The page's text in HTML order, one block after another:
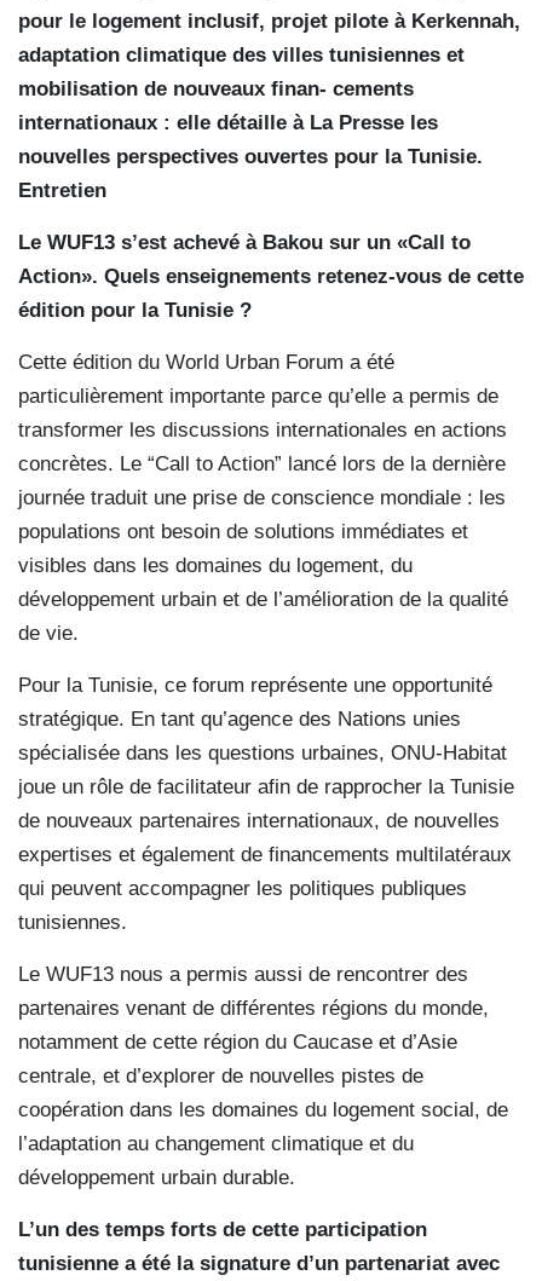
pour le logement inclusif, projet pilote à Kerkennah,
adaptation climatique des villes tunisiennes et
mobilisation de nouveaux finan- cements
internationaux : elle détaille à La Presse les
nouvelles perspectives ouvertes pour la Tunisie.
Entretien
Le WUF13 s’est achevé à Bakou sur un «Call to
Action». Quels enseignements retenez-vous de cette
édition pour la Tunisie ?
Cette édition du World Urban Forum a été
particulièrement importante parce qu’elle a permis de
transformer les discussions internationales en actions
concrètes. Le “Call to Action” lancé lors de la dernière
journée traduit une prise de conscience mondiale : les
populations ont besoin de solutions immédiates et
visibles dans les domaines du logement, du
développement urbain et de l’amélioration de la qualité
de vie.
Pour la Tunisie, ce forum représente une opportunité
stratégique. En tant qu’agence des Nations unies
spécialisée dans les questions urbaines, ONU-Habitat
joue un rôle de facilitateur afin de rapprocher la Tunisie
de nouveaux partenaires internationaux, de nouvelles
expertises et également de financements multilatéraux
qui peuvent accompagner les politiques publiques
tunisiennes.
Le WUF13 nous a permis aussi de rencontrer des
partenaires venant de différentes régions du monde,
notamment de cette région du Caucase et d’Asie
centrale, et d’explorer de nouvelles pistes de
coopération dans les domaines du logement social, de
l’adaptation au changement climatique et du
développement urbain durable.
L’un des temps forts de cette participation
tunisienne a été la signature d’un partenariat avec